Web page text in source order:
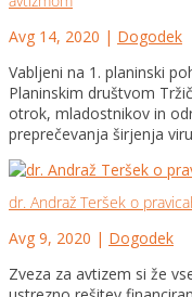
Avg 14, 2020 | Dogodek
Vabljeni na 1. planinski
Planinskim društvom
otrok, mladostnikov in
preprečevanja širjenja
dr. Andraž Teršek o
Avg 9, 2020 | Dogodek
Zveza za avtizem si že